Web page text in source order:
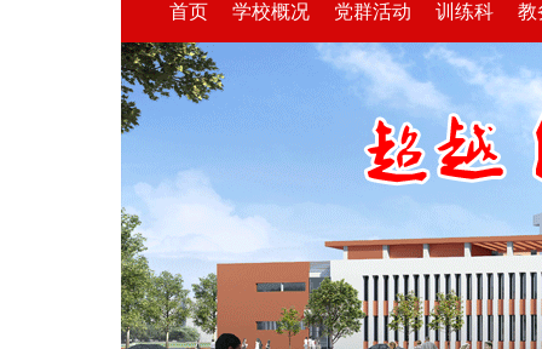
首页 学校概况 党群活动 训练科 教